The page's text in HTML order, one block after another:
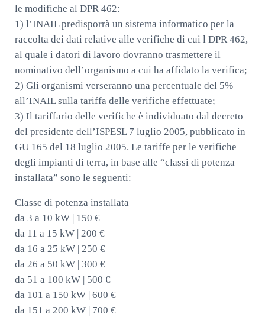
le modifiche al DPR 462:
1) l’INAIL predisporrà un sistema informatico per la
raccolta dei dati relative alle verifiche di cui l DPR 462,
al quale i datori di lavoro dovranno trasmettere il
nominativo dell’organismo a cui ha affidato la verifica;
2) Gli organismi verseranno una percentuale del 5%
all’INAIL sulla tariffa delle verifiche effettuate;
3) Il tariffario delle verifiche è individuato dal decreto
del presidente dell’ISPESL 7 luglio 2005, pubblicato in
GU 165 del 18 luglio 2005. Le tariffe per le verifiche
degli impianti di terra, in base alle “classi di potenza
installata” sono le seguenti:
Classe di potenza installata
da 3 a 10 kW | 150 €
da 11 a 15 kW | 200 €
da 16 a 25 kW | 250 €
da 26 a 50 kW | 300 €
da 51 a 100 kW | 500 €
da 101 a 150 kW | 600 €
da 151 a 200 kW | 700 €